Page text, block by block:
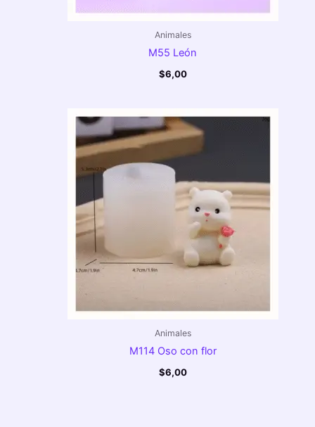
Animales
M55 León
$6,00
Animales
M114 Oso con flor
$6,00